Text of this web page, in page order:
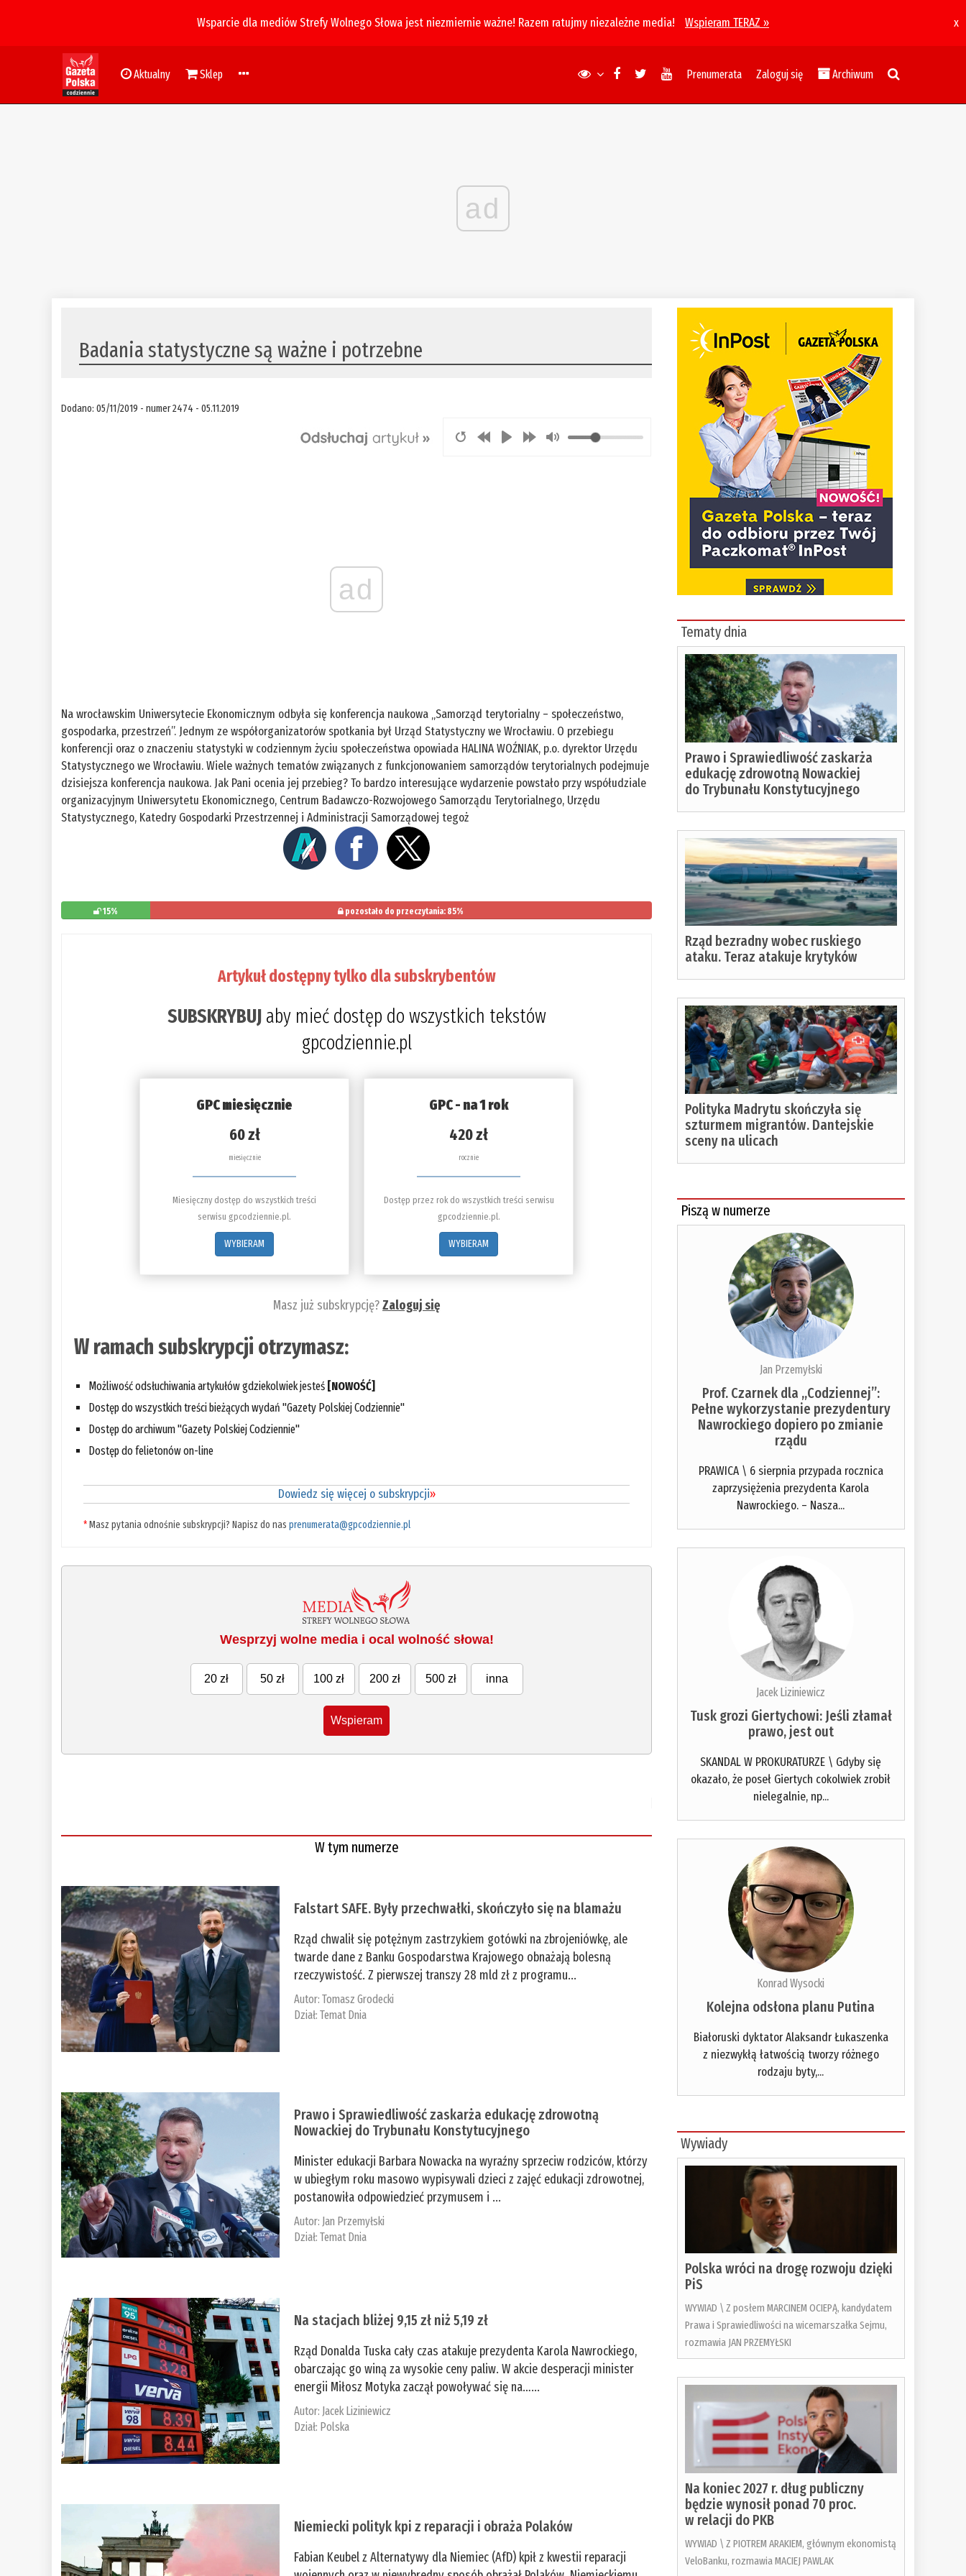
Wsparcie dla mediów Strefy Wolnego Słowa jest niezmiernie ważne! Razem ratujmy niezależne media! Wspieram TERAZ » x
Aktualny Sklep Prenumerata Zaloguj się Archiwum
ad
​Badania statystyczne są ważne i potrzebne
Dodano: 05/11/2019 - numer 2474 - 05.11.2019
ad
Na wrocławskim Uniwersytecie Ekonomicznym odbyła się konferencja naukowa „Samorząd terytorialny – społeczeństwo,
gospodarka, przestrzeń”. Jednym ze współorganizatorów spotkania był Urząd Statystyczny we Wrocławiu. O przebiegu
konferencji oraz o znaczeniu statystyki w codziennym życiu społeczeństwa opowiada HALINA WOŹNIAK, p.o. dyrektor Urzędu
Statystycznego we Wrocławiu. Wiele ważnych tematów związanych z funkcjonowaniem samorządów terytorialnych podejmuje
dzisiejsza konferencja naukowa. Jak Pani ocenia jej przebieg? To bardzo interesujące wydarzenie powstało przy współudziale
organizacyjnym Uniwersytetu Ekonomicznego, Centrum Badawczo-Rozwojowego Samorządu Terytorialnego, Urzędu
Statystycznego, Katedry Gospodarki Przestrzennej i Administracji Samorządowej tegoż
15% pozostało do przeczytania: 85%
Artykuł dostępny tylko dla subskrybentów
SUBSKRYBUJaby mieć dostęp do wszystkich tekstów
gpcodziennie.pl
GPC miesięcznie
60 zł
miesięcznie
Miesięczny dostęp do wszystkich treści
serwisu gpcodziennie.pl.
WYBIERAM
GPC - na 1 rok
420 zł
rocznie
Dostęp przez rok do wszystkich treści serwisu
gpcodziennie.pl.
WYBIERAM
Masz już subskrypcję?Zaloguj się
W ramach subskrypcji otrzymasz:
Możliwość odsłuchiwania artykułów gdziekolwiek jesteś [NOWOŚĆ]
Dostęp do wszystkich treści bieżących wydań "Gazety Polskiej Codziennie"
Dostęp do archiwum "Gazety Polskiej Codziennie"
Dostęp do felietonów on-line
Dowiedz się więcej o subskrypcji»
*Masz pytania odnośnie subskrypcji? Napisz do nasprenumerata@gpcodziennie.pl
Wesprzyj wolne media i ocal wolność słowa!
20 zł 50 zł 100 zł 200 zł 500 zł inna
Wspieram
W tym numerze
Falstart SAFE. Były przechwałki, skończyło się na blamażu
Rząd chwalił się potężnym zastrzykiem gotówki na zbrojeniówkę, ale
twarde dane z Banku Gospodarstwa Krajowego obnażają bolesną
rzeczywistość. Z pierwszej transzy 28 mld zł z programu...
Autor:Tomasz Grodecki
Dział:Temat Dnia
Prawo i Sprawiedliwość zaskarża edukację zdrowotną
Nowackiej do Trybunału Konstytucyjnego
Minister edukacji Barbara Nowacka na wyraźny sprzeciw rodziców, którzy
w ubiegłym roku masowo wypisywali dzieci z zajęć edukacji zdrowotnej,
postanowiła odpowiedzieć przymusem i ...
Autor: Jan Przemyłski
Dział:Temat Dnia
Na stacjach bliżej 9,15 zł niż 5,19 zł
Rząd Donalda Tuska cały czas atakuje prezydenta Karola Nawrockiego,
obarczając go winą za wysokie ceny paliw. W akcie desperacji minister
energii Miłosz Motyka zaczął powoływać się na…...
Autor: Jacek Liziniewicz
Dział: Polska
Niemiecki polityk kpi z reparacji i obraża Polaków
Fabian Keubel z Alternatywy dla Niemiec (AfD) kpił z kwestii reparacji
Tematy dnia
Prawo i Sprawiedliwość zaskarża
edukację zdrowotną Nowackiej
do Trybunału Konstytucyjnego
Rząd bezradny wobec ruskiego
ataku. Teraz atakuje krytyków
Polityka Madrytu skończyła się
szturmem migrantów. Dantejskie
sceny na ulicach
Piszą w numerze
Jan Przemyłski
Prof. Czarnek dla „Codziennej”:
Pełne wykorzystanie prezydentury
Nawrockiego dopiero po zmianie
rządu
PRAWICA \ 6 sierpnia przypada rocznica
zaprzysiężenia prezydenta Karola
Nawrockiego. – Nasza...
Jacek Liziniewicz
Tusk grozi Giertychowi: Jeśli złamał
prawo, jest out
SKANDAL W PROKURATURZE \ Gdyby się
okazało, że poseł Giertych cokolwiek zrobił
nielegalnie, np...
Konrad Wysocki
Kolejna odsłona planu Putina
Białoruski dyktator Alaksandr Łukaszenka
z niezwykłą łatwością tworzy różnego
rodzaju byty,...
Wywiady
Polska wróci na drogę rozwoju dzięki
PiS
WYWIAD \ Z posłem MARCINEM OCIEPĄ, kandydatem
Prawa i Sprawiedliwości na wicemarszałka Sejmu,
rozmawia JAN PRZEMYŁSKI
Na koniec 2027 r. dług publiczny
będzie wynosił ponad 70 proc.
w relacji do PKB
WYWIAD \ Z PIOTREM ARAKIEM, głównym ekonomistą
VeloBanku, rozmawia MACIEJ PAWLAK